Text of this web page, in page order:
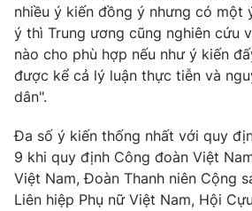
VTV4 Vươn
VTV9 VTV8
Liên hệ tòa soạn English
nhiều ý kiến đồng ý nhưng có một
ý thì Trung ương cũng nghiên cứu
nào cho phù hợp nếu như ý kiến
được kể cả lý luận thực tiễn và
dân".
Đa số ý kiến thống nhất với quy
9 khi quy định Công đoàn Việt
Việt Nam, Đoàn Thanh niên Cộng
Liên hiệp Phụ nữ Việt Nam, Hội